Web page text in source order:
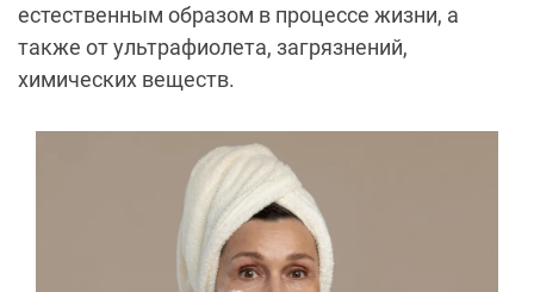
естественным образом в процессе жизни, а
также от ультрафиолета, загрязнений,
химических веществ.